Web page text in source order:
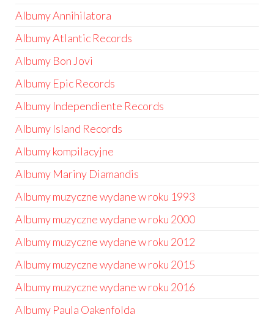
Albumy Annihilatora
Albumy Atlantic Records
Albumy Bon Jovi
Albumy Epic Records
Albumy Independiente Records
Albumy Island Records
Albumy kompilacyjne
Albumy Mariny Diamandis
Albumy muzyczne wydane w roku 1993
Albumy muzyczne wydane w roku 2000
Albumy muzyczne wydane w roku 2012
Albumy muzyczne wydane w roku 2015
Albumy muzyczne wydane w roku 2016
Albumy Paula Oakenfolda